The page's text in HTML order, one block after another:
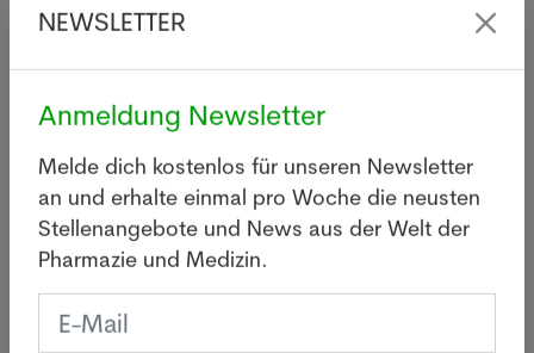
Sieben Dengue-Fälle
Die französischen Behörden berichteten am
sieben Fälle von Dengue im südfranzösischen
Département Alpes-Martimes gegeben habe.
Im Verwaltungsbezirk Rhône habe es zudem zwei
Fälle gegeben, die ebenfalls durch heimische
Mücken übertragen wurden. Vereinzelt gab es
solche Fälle auch schon in anderen europäischen
Ländern. Die weltweite Verbreitung von Dengue-
NEWSLETTER
Anmeldung Newsletter
Melde dich kostenlos für unseren Newsletter
an und erhalte einmal pro Woche die neusten
Stellenangebote und News aus der Welt der
Pharmazie und Medizin.